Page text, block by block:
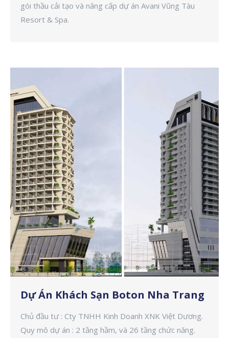
gói thầu cải tạo và nâng cấp dự án Avani Vũng Tàu
Resort & Spa.
Dự Án Khách Sạn Boton Nha Trang
Chủ đầu tư : Cty TNHH Kinh Doanh XNK Việt Dương.
Quy mô dự án : 2 tầng hầm, và 26 tầng chức năng.